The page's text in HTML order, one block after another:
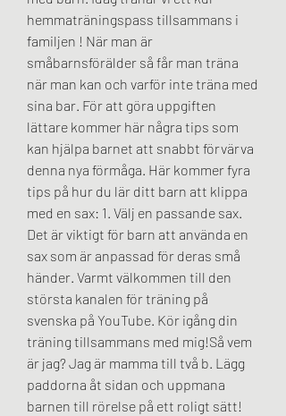
hemmaträningspass tillsammans i
familjen ! När man är
småbarnsförälder så får man träna
när man kan och varför inte träna med
sina bar. För att göra uppgiften
lättare kommer här några tips som
kan hjälpa barnet att snabbt förvärva
denna nya förmåga. Här kommer fyra
tips på hur du lär ditt barn att klippa
med en sax: 1. Välj en passande sax.
Det är viktigt för barn att använda en
sax som är anpassad för deras små
händer. Varmt välkommen till den
största kanalen för träning på
svenska på YouTube. Kör igång din
träning tillsammans med mig!Så vem
är jag? Jag är mamma till två b. Lägg
paddorna åt sidan och uppmana
barnen till rörelse på ett roligt sätt!